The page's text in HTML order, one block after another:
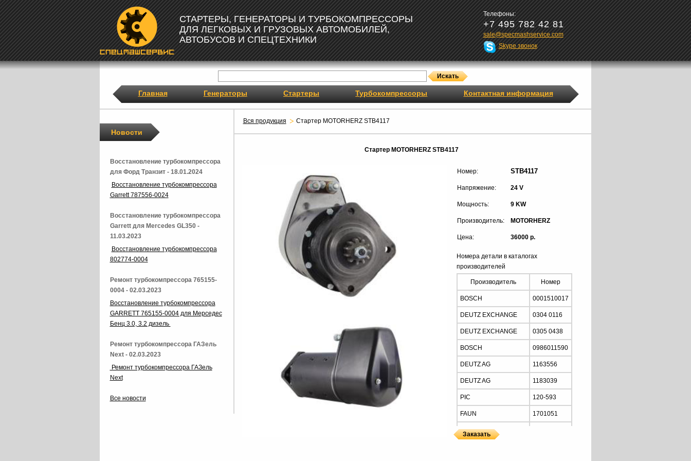
СТАРТЕРЫ, ГЕНЕРАТОРЫ И ТУРБОКОМПРЕССОРЫ
ДЛЯ ЛЕГКОВЫХ И ГРУЗОВЫХ АВТОМОБИЛЕЙ,
АВТОБУСОВ И СПЕЦТЕХНИКИ
Телефоны:
+7 495 782 42 81
sale@specmashservice.com
Skype звонок
Главная Генераторы Стартеры Турбокомпрессоры Контактная информация
Вся продукция Стартер MOTORHERZ STB4117
Стартер MOTORHERZ STB4117
Номер: STB4117
Напряжение: 24 V
Мощность: 9 KW
Производитель: MOTORHERZ
Цена: 36000 р.
Номера детали в каталогах
производителей
Производитель Номер
BOSCH 0001510017
DEUTZ EXCHANGE 0304 0116
DEUTZ EXCHANGE 0305 0438
BOSCH 0986011590
DEUTZ AG 1163556
DEUTZ AG 1183039
PIC 120-593
FAUN 1701051
LIEBHERR
Новости
Восстановление турбокомпрессора
для Форд Транзит - 18.01.2024
Восстановление турбокомпрессора
Garrett 787556-0024
Восстановление турбокомпрессора
Garrett для Mercedes GL350 -
11.03.2023
Восстановление турбокомпрессора
802774-0004
Ремонт турбокомпрессора 765155-
0004 - 02.03.2023
Восстановление турбокомпрессора
GARRETT 765155-0004 для Мерседес
Бенц 3.0, 3.2 дизель
Ремонт турбокомпрессора ГАЗель
Next - 02.03.2023
Ремонт турбокомпрессора ГАЗель
Next
Все новости